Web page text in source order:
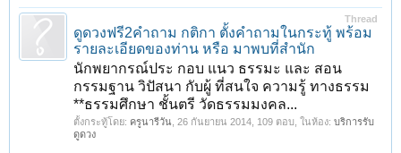
Thread
ดูดวงฟรี2คำถาม กติกา ตั้งคำถามในกระทู้ พร้อม
รายละเอียดของท่าน หรือ มาพบที่สำนัก
นักพยากรณ์ประ กอบ แนว ธรรมะ และ สอน
กรรมฐาน วิปัสนา กับผู้ ที่สนใจ ความรู้ ทางธรรม
**ธรรมศึกษา ชั้นตรี วัดธรรมมงคล...
ตั้งกระทู้โดย: ครูนารีวัน 26 กันยายน 2014 , 109 ตอบ, ในห้อง: บริการรับ
ดูดวง